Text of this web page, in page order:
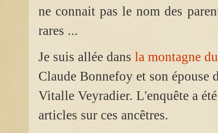
ne connaitpas le nom des
rares ...
Je suis allée dans la montagne
Claude Bonnefoy et son épouse
Vitalle Veyradier. L'enquête a
articles sur ces ancêtres.